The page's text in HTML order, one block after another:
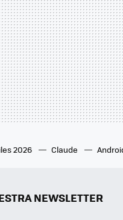
2026 Claude
NEWSLETTER